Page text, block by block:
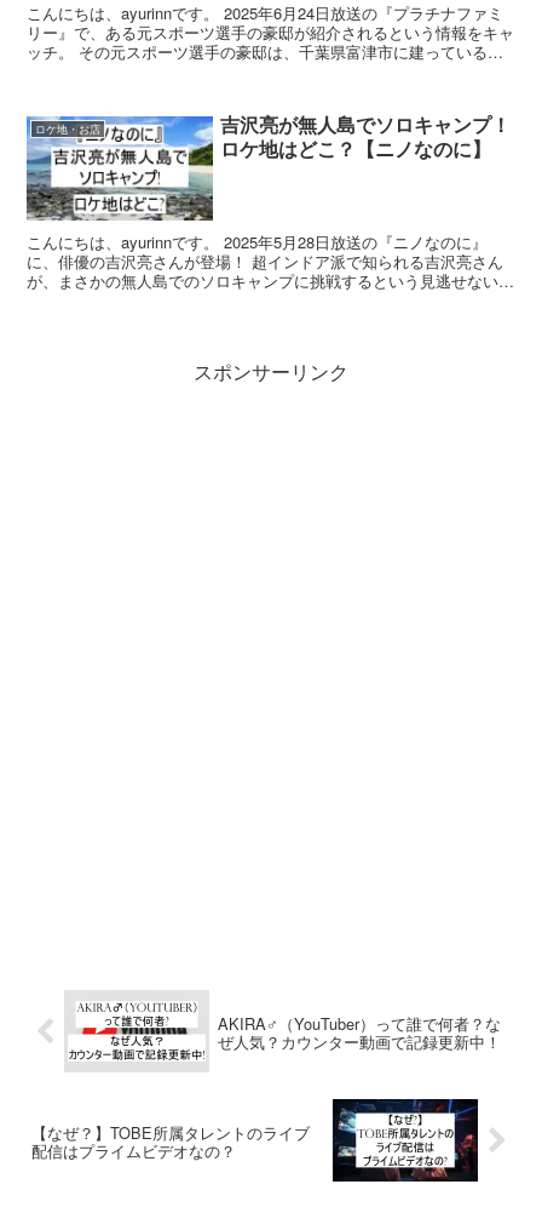
こんにちは、ayurinnです。 2025年6月24日放送の『プラチナファミ
リー』で、ある元スポーツ選手の豪邸が紹介されるという情報をキャ
ッチ。 その元スポーツ選手の豪邸は、千葉県富津市に建っているの
ロケ地・お店
吉沢亮が無人島でソロキャンプ！
ロケ地はどこ？【ニノなのに】
こんにちは、ayurinnです。 2025年5月28日放送の『ニノなのに』
に、俳優の吉沢亮さんが登場！ 超インドア派で知られる吉沢亮さん
が、まさかの無人島でのソロキャンプに挑戦するという見逃せない内
スポンサーリンク
AKIRA♂（YouTuber）って誰で何者？な
ぜ人気？カウンター動画で記録更新中！
【なぜ？】TOBE所属タレントのライブ
配信はプライムビデオなの？